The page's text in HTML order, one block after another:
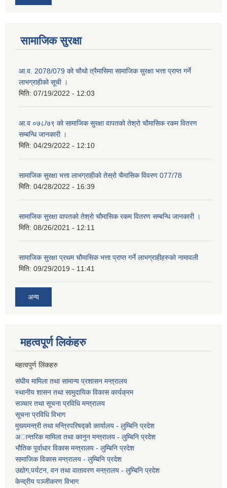
सामाजिक सुरक्षा
आ.व. 2078/079 को चौथो त्रैमासिमा सामाजिक सुरक्षा भत्ता प्राप्त गर्ने
लाभग्राहीको सूची ।
मिति: 07/19/2022 - 12:03
आ.व ०७८/७९ को सामाजिक सुरक्षा वापतको तेश्रो चौमासिक रकम वितरण
सम्बन्धि जानकारी ।
मिति: 04/29/2022 - 12:10
सामाजिक सुरक्षा भत्ता लाभग्राहीको तेस्रो चैमासिक विवरण 077/78
मिति: 04/28/2022 - 16:39
सामाजिक सुरक्षा वापतको तेश्रो चौमासिक रकम वितरण सम्बन्धि जानकारी ।
मिति: 08/26/2021 - 12:11
सामाजिक सुरक्षा प्रथम चौमासिक भत्ता प्राप्त गर्ने लाभग्राहीहरुको नामावली
मिति: 09/29/2019 - 11:41
अन्य
महत्वपूर्ण लि‌कंंहरु
महत्वपुर्ण लिंकहरु
संघीय मामिला तथा सामान्य प्रशासन मन्त्रालय
स्थानीय शासन तथा सामुदायिक विकास कार्यक्रम
सञ्चार तथा सूचना प्रविधि मन्त्रालय
सूचना प्रविधि विभाग
मुख्यमन्त्री तथा मन्त्रिपरिषद्को कार्यालय - लुम्बिनि प्रदेश
अान्तरिक मामिला तथा कानुन मन्त्रालय - लुम्बिनि प्रदेश
भौतिक पूर्वाधार विकास मन्त्रालय - लुम्बिनि प्रदेश
सामाजिक विकास मन्त्रालय - लुम्बिनि प्रदेश
उद्याेग,पर्यटन, वन तथा वातावरण मन्त्रालय - लुम्बिनि प्रदेश
केन्द्रीय पञ्जीकरण विभाग